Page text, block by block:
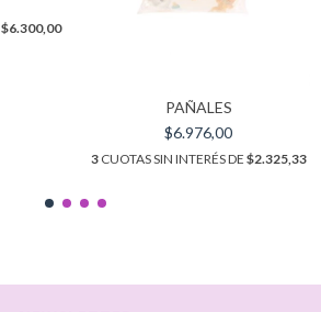
$6.300,00
PAÑALES
$6.976,00
3CUOTAS SIN INTERÉS DE $2.325,33